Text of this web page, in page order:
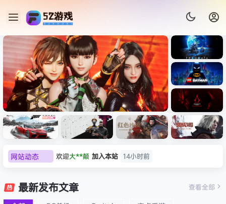
虚拟机版/Assassin’s Creed
HYPERVISOR》免安装中文
即玩
《识质存
在/PRAG
MATA》
免安装中
文版
《乐高蝙
蝠侠：黑
暗骑士之
Dark
Creed
速：地平
线
心/Atomi
c
9：安魂
网站动态
欢迎有*酱
e******i
签到获取 点积分
8月7日
最新发布文章 查看全部